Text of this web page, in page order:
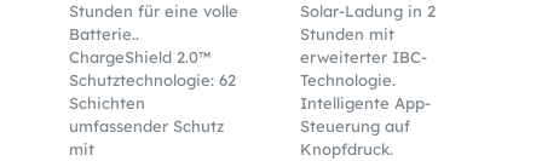
Stunden für eine volle
Batterie..
ChargeShield 2.0™
Schutztechnologie: 62
Schichten
umfassender Schutz
mit
Solar-Ladung in 2
Stunden mit
erweiterter IBC-
Technologie.
Intelligente App-
Steuerung auf
Knopfdruck.